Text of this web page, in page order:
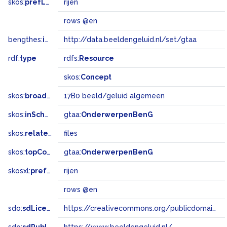
skos:prefLabel rijen
rows @en
bengthes:inSet http://data.beeldengeluid.nl/set/gtaa
rdf:type rdfs: Resource
skos:Concept
skos: broadMatch 17B0 beeld/geluid algemeen
skos:inScheme gtaa:OnderwerpenBenG
skos:related files
skos:topConceptOf gtaa:OnderwerpenBenG
skosxl:prefLabel rijen
rows @en
sdo:sdLicense https://creativecommons.org/publicdomain/zero/1.0/